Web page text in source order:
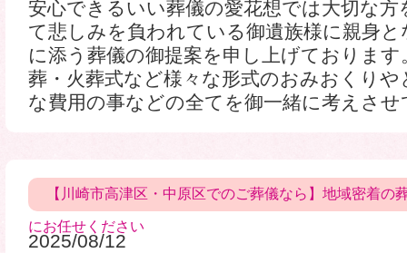
安心できるいい葬儀の愛花想では大切な方
て悲しみを負われている御遺族様に親身と
に添う葬儀の御提案を申し上げております
葬・火葬式など様々な形式のおみおくりや
な費用の事などの全てを御一緒に考えさ
【川崎市高津区・中原区でのご葬儀なら】地域密着の
にお任せください
2025/08/12